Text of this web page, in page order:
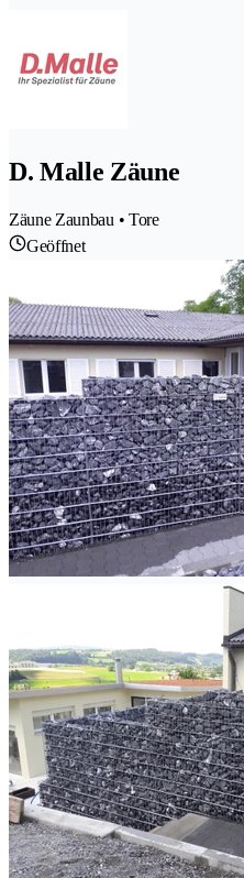
D. Malle Zäune
Zäune Zaunbau • Tore
Geöffnet